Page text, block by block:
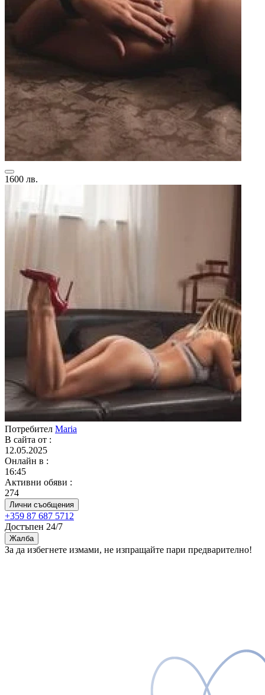
1600 лв.
Потребител Maria
В сайта от :
12.05.2025
Онлайн в :
16:45
Активни обяви :
274
Лични съобщения
+359 87 687 5712
Достъпен 24/7
Жалба
За да избегнете измами, не изпращайте пари предварително!